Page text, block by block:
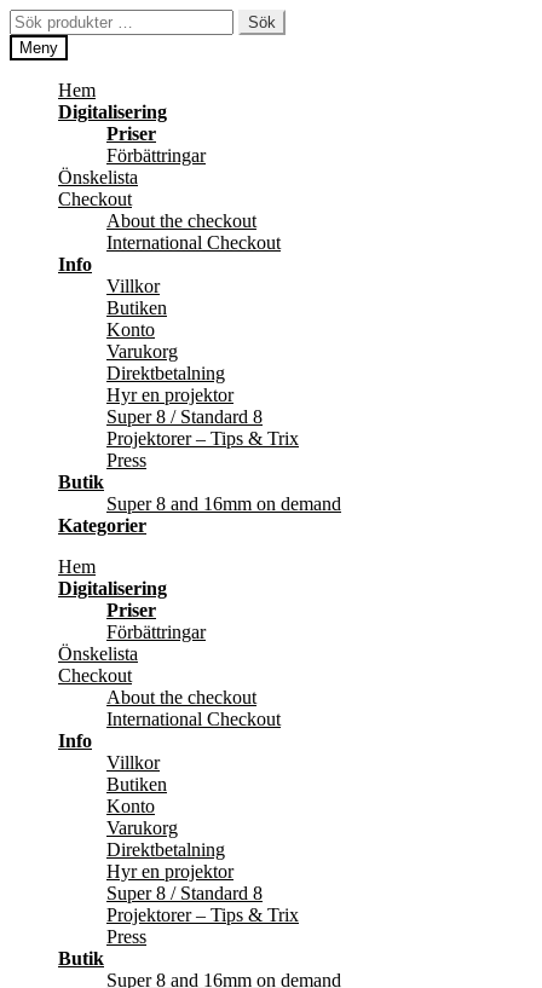
Hoppa
till
navigering
Hoppa
till
innehåll
Sök
efter:
Sök
Meny
Hem
Digitalisering
Priser
Förbättringar
Önskelista
Checkout
About the checkout
International Checkout
Info
Villkor
Butiken
Konto
Varukorg
Direktbetalning
Hyr en projektor
Super 8 / Standard 8
Projektorer – Tips & Trix
Press
Butik
Super 8 and 16mm on demand
Kategorier
Hem
Digitalisering
Priser
Förbättringar
Önskelista
Checkout
About the checkout
International Checkout
Info
Villkor
Butiken
Konto
Varukorg
Direktbetalning
Hyr en projektor
Super 8 / Standard 8
Projektorer – Tips & Trix
Press
Butik
Super 8 and 16mm on demand